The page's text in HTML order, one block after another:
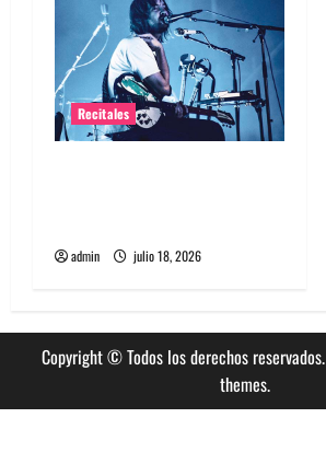
Recitales
admin julio 18, 2026
Copyright © Todos los derechos reservados.
themes.